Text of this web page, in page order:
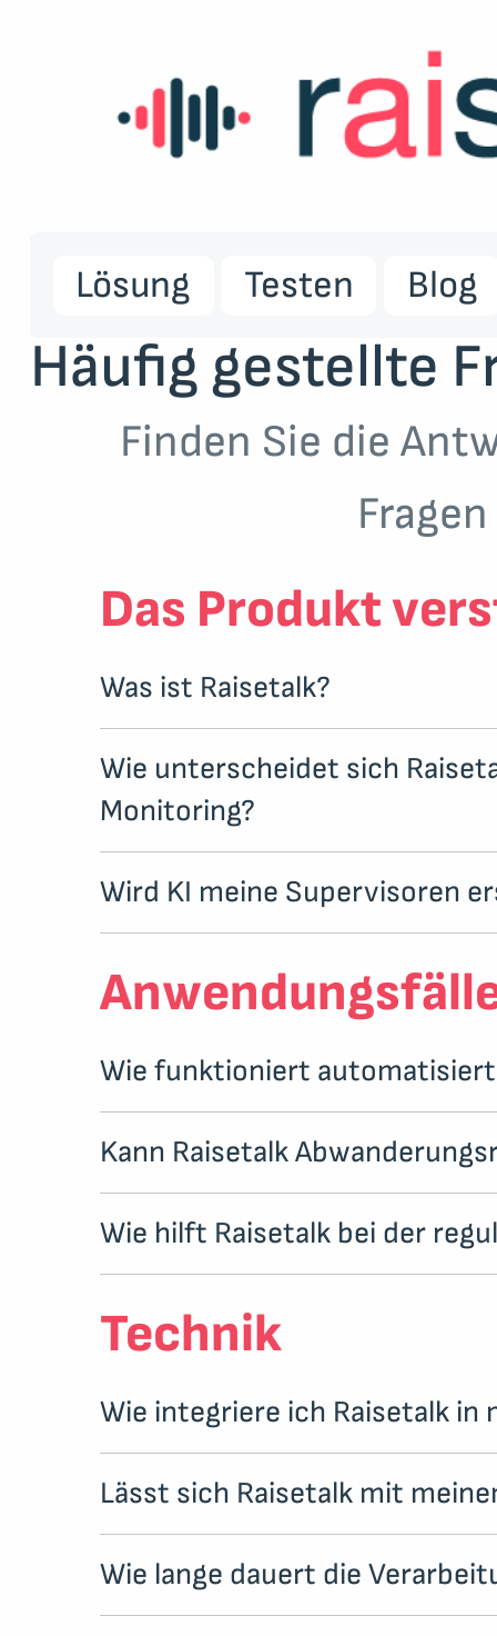
Lösung Testen Blog
Häufig gestellte
Finden Sie die
Das Produkt
Was ist Raisetalk?
Wie unterscheidet sich
Monitoring?
Wird KI meine Supervisoren
Wie funktioniert
Kann Raisetalk
Wie hilft Raisetalk bei der
Technik
Wie integriere ich Raisetalk
Lässt sich Raisetalk mit
Wie lange dauert die